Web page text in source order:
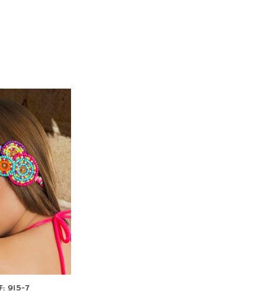
915-7